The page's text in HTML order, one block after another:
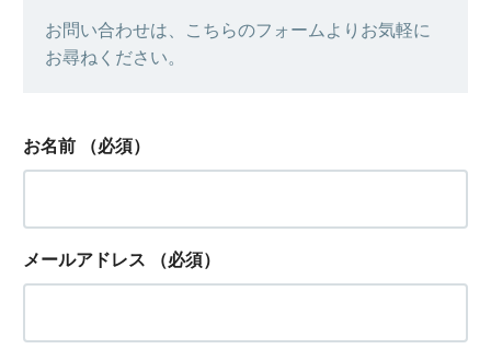
お問い合わせは、こちらのフォームよりお気軽に
お尋ねください。
お名前 （必須）
メールアドレス （必須）